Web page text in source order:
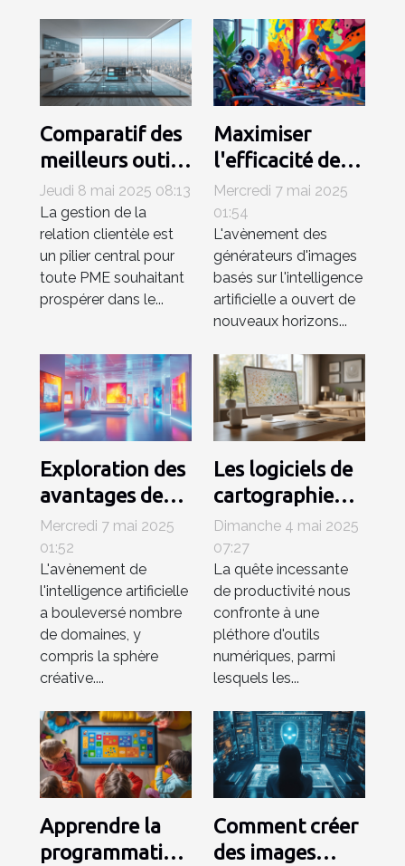
Comparatif des
meilleurs outils
CRM pour PME
en 2023
efficacité et
coût
Jeudi 8 mai 2025 08:13
La gestion de la
relation clientèle est
un pilier central pour
toute PME souhaitant
prospérer dans le...
Maximiser
l'efficacité des
générateurs
d'images IA
pour les projets
artistiques
Mercredi 7 mai 2025
01:54
L'avènement des
générateurs d'images
basés sur l'intelligence
artificielle a ouvert de
nouveaux horizons...
Exploration des
avantages des
générateurs
d'images IA
pour les
professionnels
créatifs
Mercredi 7 mai 2025
01:52
L'avènement de
l'intelligence artificielle
a bouleversé nombre
de domaines, y
compris la sphère
créative....
Les logiciels de
cartographie
mentale sous-
utilisés pour
booster votre
productivité
Dimanche 4 mai 2025
07:27
La quête incessante
de productivité nous
confronte à une
pléthore d'outils
numériques, parmi
lesquels les...
Apprendre la
programmation
Comment créer
des images